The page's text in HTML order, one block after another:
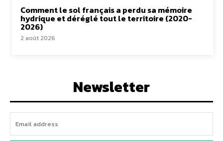
Comment le sol français a perdu sa mémoire
hydrique et déréglé tout le territoire (2020-
2026)
2 août 2026
Newsletter